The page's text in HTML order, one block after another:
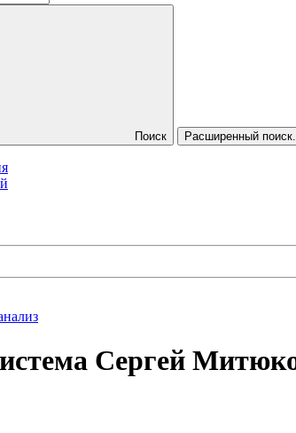
Поиск Расширенный
Сергей